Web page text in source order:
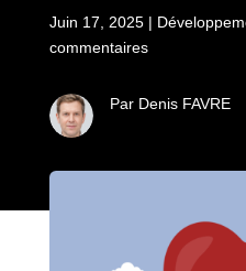
Juin 17, 2025|
commentaires
Par Denis FAVRE